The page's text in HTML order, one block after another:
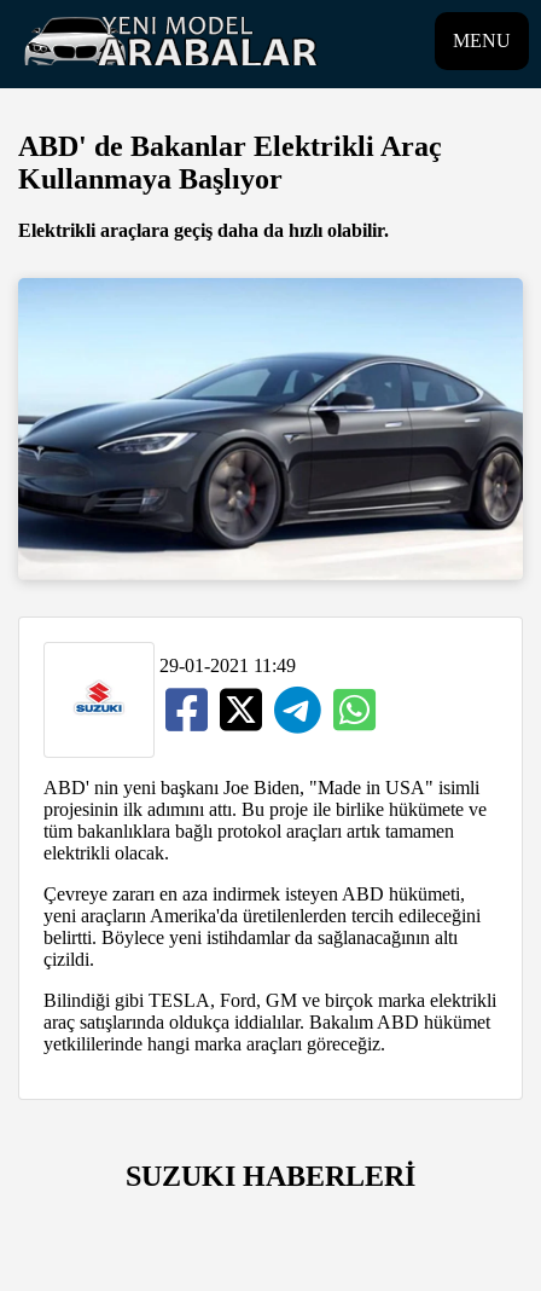
MENU
ABD' de Bakanlar Elektrikli Araç
Kullanmaya Başlıyor
Elektrikli araçlara geçiş daha da hızlı olabilir.
29-01-2021 11:49
ABD' nin yeni başkanı Joe Biden, "Made in USA" isimli
projesinin ilk adımını attı. Bu proje ile birlike hükümete ve
tüm bakanlıklara bağlı protokol araçları artık tamamen
elektrikli olacak.
Çevreye zararı en aza indirmek isteyen ABD hükümeti,
yeni araçların Amerika'da üretilenlerden tercih edileceğini
belirtti. Böylece yeni istihdamlar da sağlanacağının altı
çizildi.
Bilindiği gibi TESLA, Ford, GM ve birçok marka elektrikli
araç satışlarında oldukça iddialılar. Bakalım ABD hükümet
yetkililerinde hangi marka araçları göreceğiz.
SUZUKI HABERLERİ